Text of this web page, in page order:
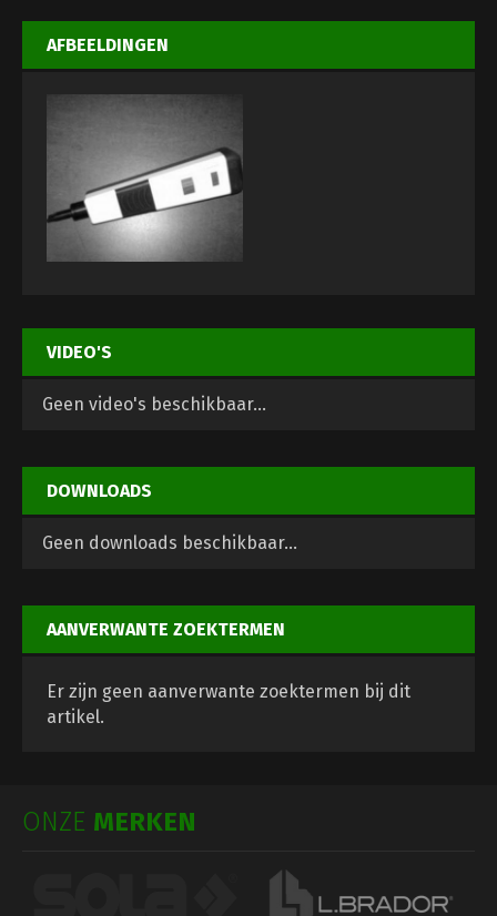
AFBEELDINGEN
VIDEO'S
Geen video's beschikbaar...
DOWNLOADS
Geen downloads beschikbaar...
AANVERWANTE ZOEKTERMEN
Er zijn geen aanverwante zoektermen bij dit
artikel.
ONZE MERKEN